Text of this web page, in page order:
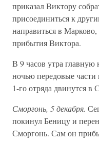
приказал Виктору
присоединиться к
направиться в
прибытия Виктора.
В 9 часов утра главную
ночью передовые части
1-го отряда двинутся в
Сморгонь, 5 декабря.
покинул Беницу и
Сморгонь. Сам он